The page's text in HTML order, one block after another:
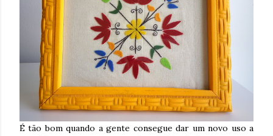
É tão bom quando a gente consegue dar um novo uso a